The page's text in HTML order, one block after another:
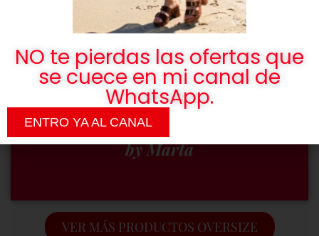
Somos una
actitud, no
una talla.
by Marta
VER MÁS PRODUCTOS OVERSIZE
NO te pierdas las ofertas que
se cuece en mi canal de
WhatsApp.
ENTRO YA AL CANAL